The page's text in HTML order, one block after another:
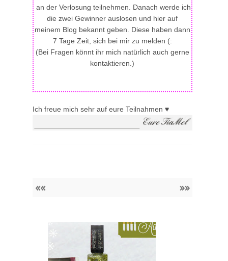
an der Verlosung teilnehmen. Danach werde ich
die zwei Gewinner auslosen und hier auf
meinem Blog bekannt geben. Diese haben dann
7 Tage Zeit, sich bei mir zu melden (:
(Bei Fragen könnt ihr mich natürlich auch gerne
kontaktieren.)
Ich freue mich sehr auf eure Teilnahmen ♥
«« »»